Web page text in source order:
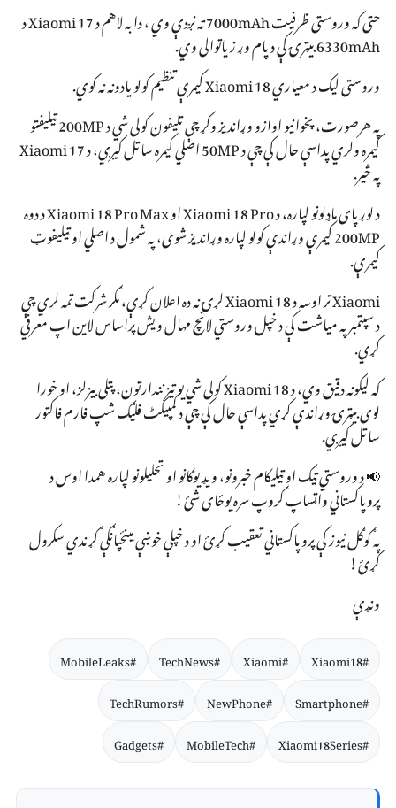
حتی که وروستی ظرفیت 7000mAh ته نږدې وي ، دا به لاهم د Xiaomi 17 د
6330mAh بیټرۍ کې د پام وړ زیاتوالی وي.
وروستی لیک د معیاري Xiaomi 18 کیمرې تنظیم کولو یادونه نه کوي.
په هرصورت، پخوانیو اوازو وړاندیز وکړ چې تلیفون کولی شي د 200MP ټیلیفټو
کیمره ولري پداسې حال کې چې د 50MP اصلي کیمره ساتل کیږي، د Xiaomi 17
په څیر.
د لوړ پای ماډلونو لپاره، د Xiaomi 18 Pro او Xiaomi 18 Pro Max د دوه
200MP کیمرې وړاندې کولو لپاره وړاندیز شوی، په شمول د اصلي او ټیلیفوټ
کیمرې.
Xiaomi تر اوسه د Xiaomi 18 لړۍ نه ده اعلان کړې، مګر شرکت تمه لري چې
د سپتمبر په میاشت کې د خپل وروستي لانچ مهال ویش پراساس لاین اپ معرفي
کړي.
که لیکونه دقیق وي، د Xiaomi 18 کولی شي یو تیز نندارتون، پتلی بیزلز، او خورا
لوی بیټرۍ وړاندې کړي پداسې حال کې چې د کمپیکٹ فلیګ شپ فارم فاکتور
ساتل کیږي.
📢 د وروستي ټیک او ټیلیکام خبرونو، ویډیوګانو او تحلیلونو لپاره همدا اوس د
پروپاکستاني واټساپ ګروپ سره یوځای شئ!
په ګوګل نیوز کې پروپاکستاني تعقیب کړئ او د خپلې خوښې مینځپانګې ګړندي سکرول
کړئ!
ونډې
#Xiaomi18
#Xiaomi
#TechNews
#MobileLeaks
#Smartphone
#NewPhone
#TechRumors
#Xiaomi18Series
#MobileTech
#Gadgets